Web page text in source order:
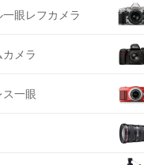
（ハーシェル）
（デコエリート）
眼レフカメラ
カメラ
ス一眼